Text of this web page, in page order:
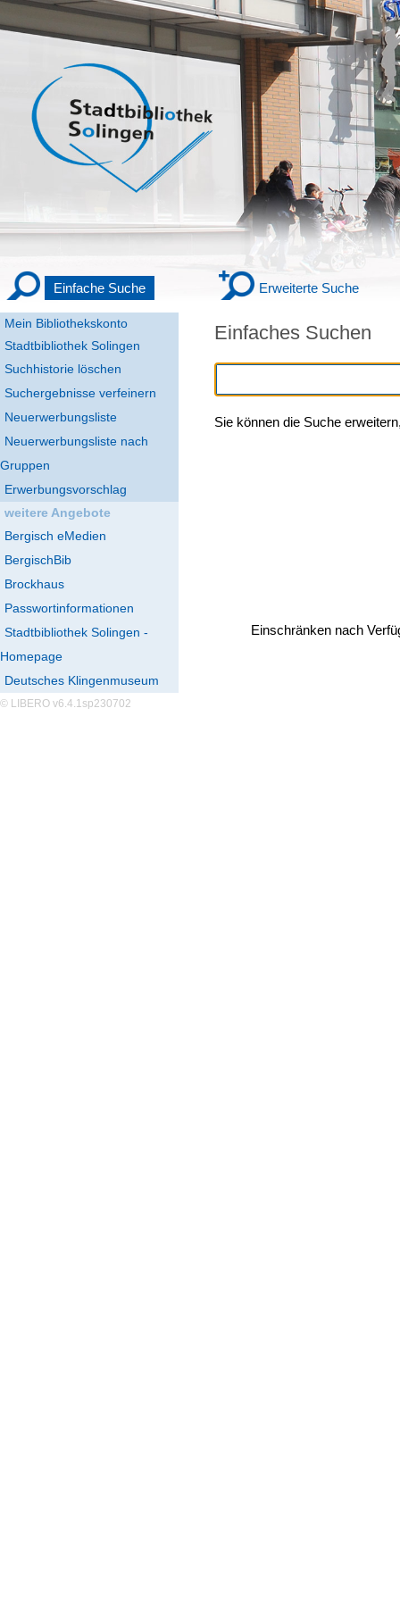
Mein Bibliothekskonto
Stadtbibliothek Solingen
Einfache Suche Erweiterte Suche
Suchhistorie löschen
Suchergebnisse verfeinern
Neuerwerbungsliste
Neuerwerbungsliste nach
Gruppen
Erwerbungsvorschlag
weitere Angebote
Bergisch eMedien
BergischBib
Brockhaus
Passwortinformationen
Stadtbibliothek Solingen -
Homepage
Deutsches Klingenmuseum
© LIBERO v6.4.1sp230702
Einfaches Suchen
Sie können die Suche
Einschränken nach